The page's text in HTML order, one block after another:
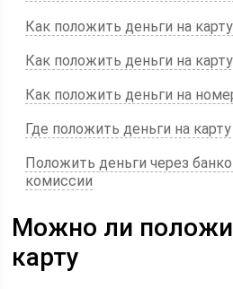
Как положить деньги на
Как положить деньги на
Как положить деньги на
Где положить деньги на карту
Положить деньги через
комиссии
Можно ли
карту